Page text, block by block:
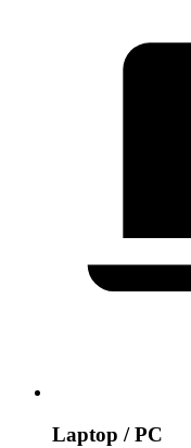
Laptop / PC